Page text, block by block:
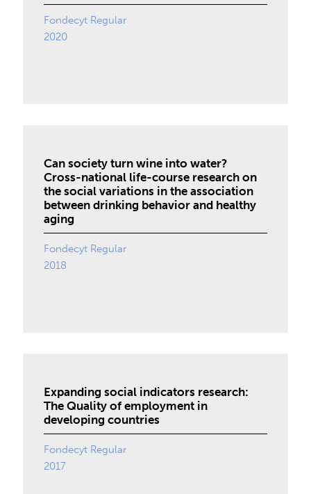
Fondecyt Regular
2020
Can society turn wine into water?
Cross-national life-course research on
the social variations in the association
between drinking behavior and healthy
aging
Fondecyt Regular
2018
Expanding social indicators research:
The Quality of employment in
developing countries
Fondecyt Regular
2017